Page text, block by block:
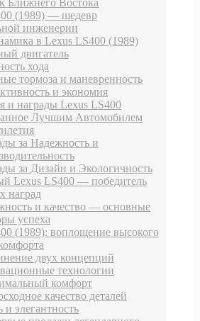
Ближнего Востока
(1989) — шедевр
инженерии
в Lexus LS400 (1989)
двигатель
хода
тормоза и маневренность
и экономия
и награды Lexus LS400
Лучшим Автомобилем
за Надежность и
за Дизайн и Экологичность
Lexus LS400 — победитель
наград
и качество — основные
успеха
(1989): воплощение высокого
двух концепций
технологии
комфорт
качество деталей
и элегантность